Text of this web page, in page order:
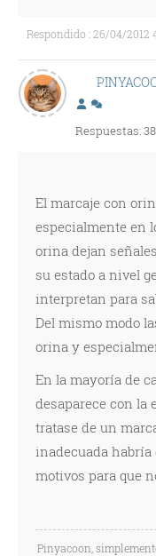
Respondido : 26/04/2012
Respuestas:
El marcaje con
especialmente en
orina dejan
su estado a nivel
interpretan para
Del mismo modo
orina y
En la mayoría de
desaparece con la
tratase de un
inadecuada habría
motivos para que
Pinyacoon,